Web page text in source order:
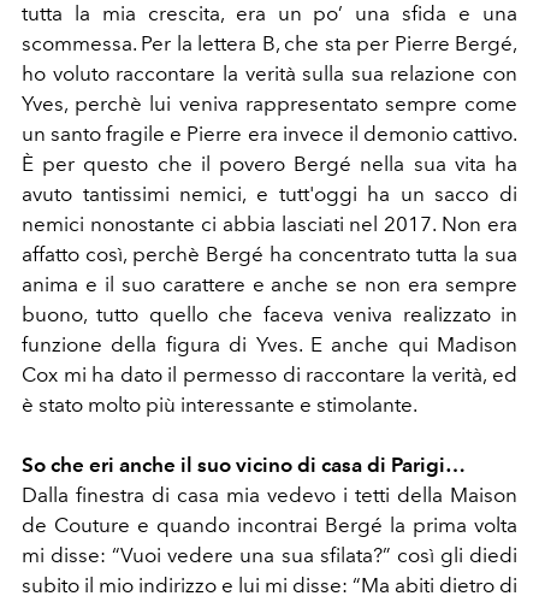
tutta la mia crescita, era un po’ una sfida e una
scommessa. Per la lettera B, che sta per Pierre Bergé,
ho voluto raccontare la verità sulla sua relazione con
Yves, perchè lui veniva rappresentato sempre come
unsanto fragile e Pierre era invece il demonio cattivo.
È per questo che il povero Bergé nella sua vita ha
avuto tantissimi nemici, e tutt'oggi ha un sacco di
nemici nonostante ci abbia lasciati nel 2017. Non era
affatto così, perchè Bergé ha concentrato tutta la sua
anima e il suo carattere e anche se non era sempre
buono, tutto quello che faceva veniva realizzato in
funzione della figura di Yves. E anche qui Madison
Cox mi ha dato il permesso di raccontare la verità, ed
è stato molto più interessante e stimolante.
So che eri anche il suo vicino di casa di Parigi…
Dalla finestra di casa mia vedevo i tetti della Maison
de Couture e quando incontrai Bergé la prima volta
mi disse: “Vuoi vedere una sua sfilata?” così gli diedi
subito il mio indirizzo e lui mi disse: “Ma abiti dietro di